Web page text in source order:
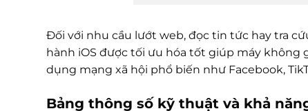
Đối với nhu cầu lướt web, đọc tin tức hay tra
hành iOS được tối ưu hóa tốt giúp máy không
dụng mạng xã hội phổ biến như Facebook,
Bảng thông số kỹ thuật và khả